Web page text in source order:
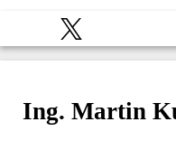
Ing. Martin